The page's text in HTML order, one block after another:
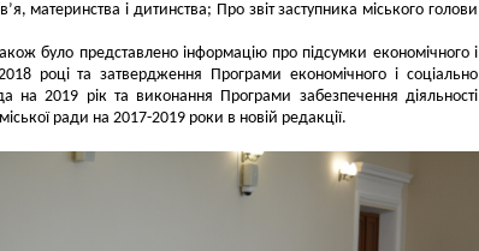
материнства і дитинства; Про звіт заступника міського голови
було представлено інформацію про підсумки економічного і
році та затвердження Програми економічного і соціально
на 2019 рік та виконання Програми забезпечення діяльності
ради на 2017-2019 роки в новій редакції.